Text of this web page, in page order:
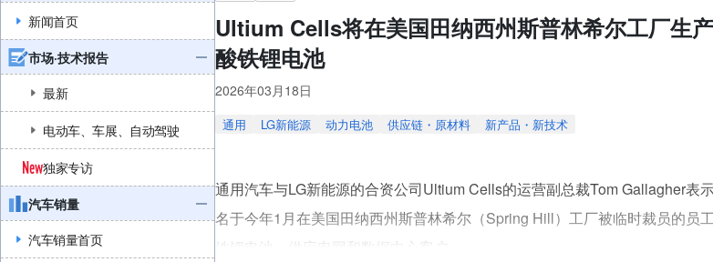
新闻首页
市场·技术报告
最新
电动车、车展、自动驾驶
独家专访
汽车销量
汽车销量首页
Ultium Cells将在美国田纳西州斯普林希尔工厂生
酸铁锂电池
2026年03月18日
通用 LG新能源 动力电池 供应链・原材料 新产品・新技术
通用汽车与LG新能源的合资公司Ultium Cells的运营副总裁Tom Gallagher表
名于今年1月在美国田纳西州斯普林希尔（Spring Hill）工厂被临时裁员的员
铁锂电池，供应电网和数据中心客户。